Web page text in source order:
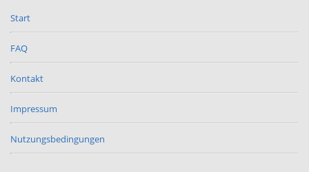
Start
FAQ
Kontakt
Impressum
Nutzungsbedingungen